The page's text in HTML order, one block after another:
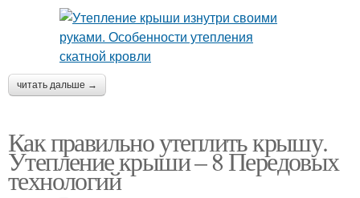
читать дальше →
Как правильно утеплить крышу.
Утепление крыши – 8 Передовых
технологий